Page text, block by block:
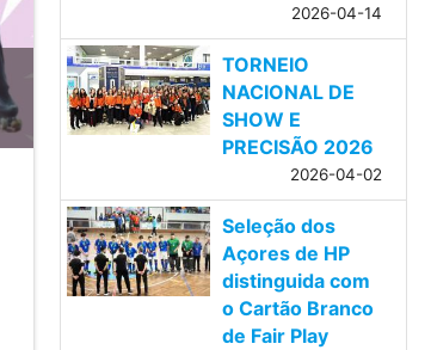
2026-04-14
TORNEIO
NACIONAL DE
SHOW E
PRECISÃO 2026
2026-04-02
Seleção dos
Açores de HP
distinguida com
o Cartão Branco
de Fair Play